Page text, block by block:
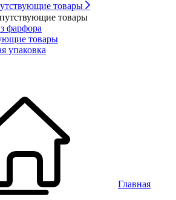
товары
товары
фарфора
товары
упаковка
Главная